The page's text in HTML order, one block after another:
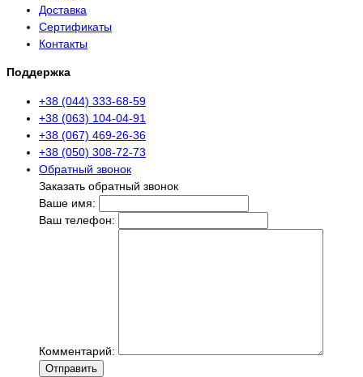
Доставка
Сертификаты
Контакты
Поддержка
+38 (044) 333-68-59
+38 (063) 104-04-91
+38 (067) 469-26-36
+38 (050) 308-72-73
Обратный звонок
Заказать обратный звонок
Ваше имя:
Ваш телефон:
Комментарий:
Отправить